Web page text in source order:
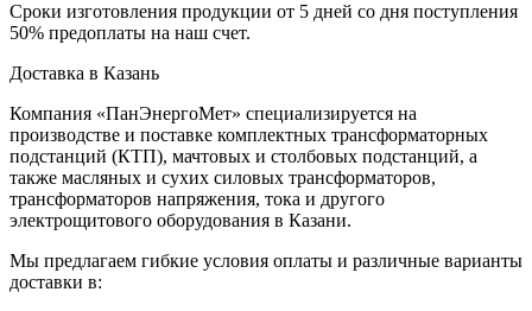
Сроки изготовления продукции от 5 дней со дня поступления
50% предоплаты на наш счет.
Доставка в Казань
Компания «ПанЭнергоМет» специализируется на
производстве и поставке комплектных трансформаторных
подстанций (КТП), мачтовых и столбовых подстанций, а
также масляных и сухих силовых трансформаторов,
трансформаторов напряжения, тока и другого
электрощитового оборудования в Казани.
Мы предлагаем гибкие условия оплаты и различные варианты
доставки в: